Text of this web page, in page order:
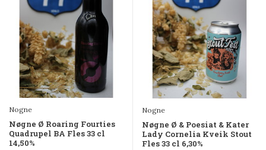
Nogne
Nøgne Ø Roaring Fourties
Quadrupel BA Fles 33 cl
14,50%
Nogne
Nøgne Ø & Poesiat & Kater
Lady Cornelia Kveik Stout
Fles 33 cl 6,30%